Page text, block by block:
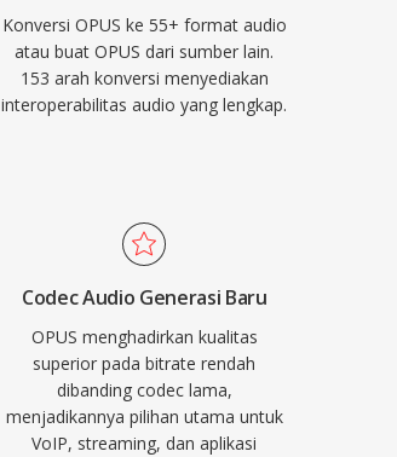
Konversi OPUS ke 55+ format audio
atau buat OPUS dari sumber lain.
153 arah konversi menyediakan
interoperabilitas audio yang lengkap.
Codec Audio Generasi Baru
OPUS menghadirkan kualitas
superior pada bitrate rendah
dibanding codec lama,
menjadikannya pilihan utama untuk
VoIP, streaming, dan aplikasi